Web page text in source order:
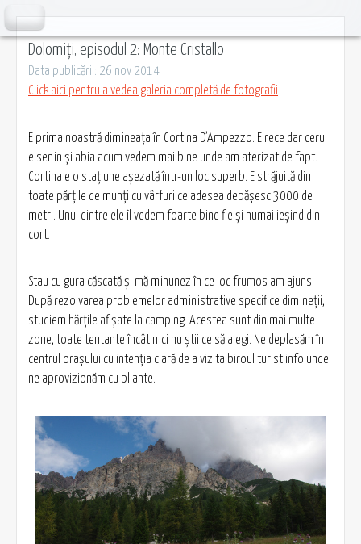
Dolomiți, episodul 2: Monte Cristallo
Data publicării: 26 nov 2014
Click aici pentru a vedea galeria completă de fotografii
E prima noastră dimineaţa în Cortina D’Ampezzo. E rece dar cerul
e senin şi abia acum vedem mai bine unde am aterizat de fapt.
Cortina e o staţiune aşezată într-un loc superb. E străjuită din
toate părţile de munţi cu vârfuri ce adesea depăşesc 3000 de
metri. Unul dintre ele îl vedem foarte bine fie şi numai ieşind din
cort.
Stau cu gura căscată şi mă minunez în ce loc frumos am ajuns.
După rezolvarea problemelor administrative specifice dimineţii,
studiem hărţile afişate la camping. Acestea sunt din mai multe
zone, toate tentante încât nici nu ştii ce să alegi. Ne deplasăm în
centrul oraşului cu intenţia clară de a vizita biroul turist info unde
ne aprovizionăm cu pliante.